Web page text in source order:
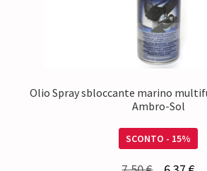
Olio Spray sbloccante marino
Ambro-Sol
SCONTO - 15%